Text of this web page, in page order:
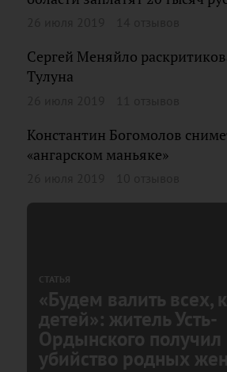
Сергей Меняйло
Тулуна
Константин Богомолов
«ангарском маньяке»
СТАТЬЯ
«Будем валить всех,
детей»: житель Усть-
Ордынского получил
убийство родных